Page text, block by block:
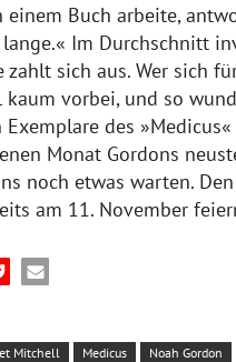
einem Buch arbeite,
Im Durchschnitt
zahlt sich aus. Wer sich
vorbei, und so
des
Monat Gordons
noch etwas warten.
am 11. November
Mitchell Medicus Noah Gordon